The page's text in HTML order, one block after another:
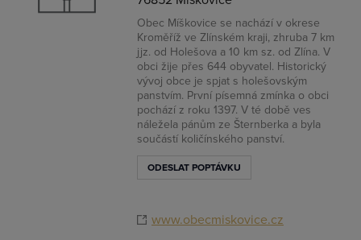
Obec Míškovice se nachází v okrese
Kroměříž ve Zlínském kraji, zhruba 7 km
jjz. od Holešova a 10 km sz. od Zlína. V
obci žije přes 644 obyvatel. Historický
vývoj obce je spjat s holešovským
panstvím. První písemná zmínka o obci
pochází z roku 1397. V té době ves
náležela pánům ze Šternberka a byla
součástí količínského panství.
ODESLAT POPTÁVKU
www.obecmiskovice.cz
Profesionální přístup k Vám i Vaší firmě
Vždy aktuální prezentace Vaší firmy
PŘIDAT FIRMU